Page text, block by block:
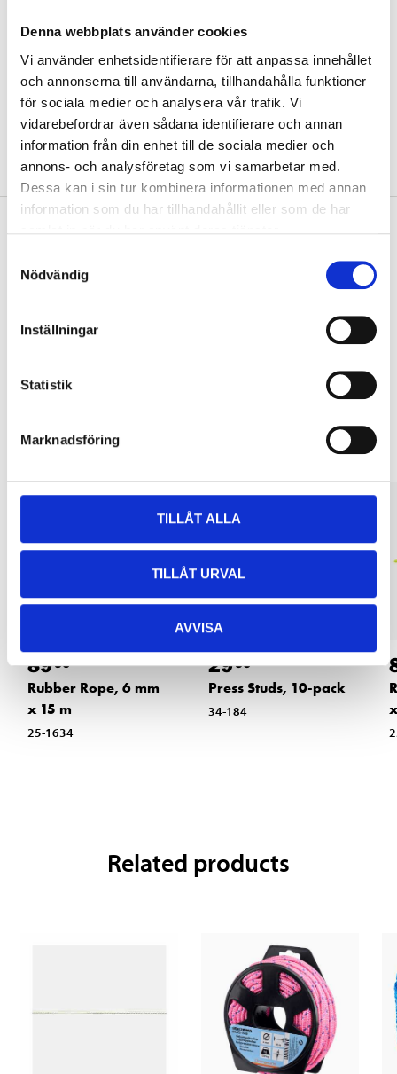
Denna webbplats använder cookies
Vi använder enhetsidentifierare för att anpassa innehållet
och annonserna till användarna, tillhandahålla funktioner
för sociala medier och analysera vår trafik. Vi
vidarebefordrar även sådana identifierare och annan
information från din enhet till de sociala medier och
annons- och analysföretag som vi samarbetar med.
Dessa kan i sin tur kombinera informationen med annan
information som du har tillhandahållit eller som de har
Nödvändig
Inställningar
Statistik
Marknadsföring
TILLÅT ALLA
TILLÅT URVAL
AVVISA
Colour
White/grey
Material
Polyester/rubber
About the manufacturer
Pay & Collect in your local store within 2 hours! For more information
8990
Rubber Rope, 6 mm
x 15 m
25-1634
2990
Press Studs, 10-pack
34-184
Related products